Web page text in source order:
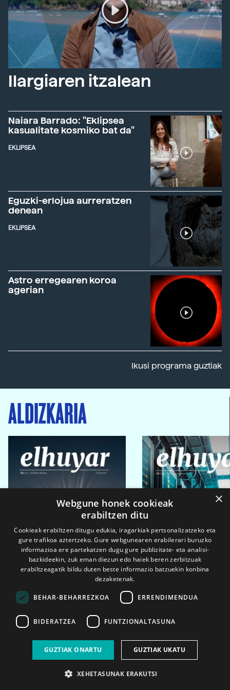
Ilargiaren itzalean
Naiara Barrado: "Eklipsea
kasualitate kosmiko bat da"
EKLIPSEA
Eguzki-erlojua aurreratzen
denean
EKLIPSEA
Astro erregearen koroa
agerian
Ikusi programa guztiak
ALDIZKARIA
2026ko eka. 1a 2026ko mar. 1a
×
Webgune honek cookieak
erabiltzen ditu
Cookieak erabiltzen ditugu edukia, iragarkiak pertsonalizatzeko eta
gure trafikoa aztertzeko. Gure webgunearen erabilerari buruzko
informazioa ere partekatzen dugu gure publizitate- eta analisi-
bazkideekin, zuk eman diezun edo haiek beren zerbitzuak
erabiltzeagatik bildu duten beste informazio batzuekin konbina
dezaketenak.
BEHAR-BEHARREZKOA ERRENDIMENDUA
BIDERATZEA FUNTZIONALTASUNA
GUZTIAK ONARTU GUZTIAK UKATU
XEHETASUNAK ERAKUTSI